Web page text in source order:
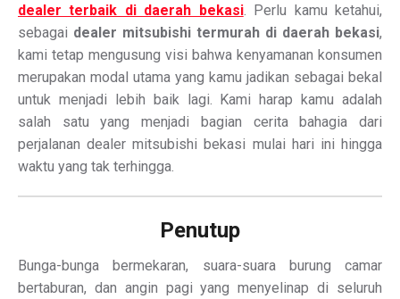
dealer terbaik di daerah bekasi. Perlu kamu ketahui,
sebagai dealer mitsubishi termurah di daerah bekasi,
kami tetap mengusung visi bahwa kenyamanan konsumen
merupakan modal utama yang kamu jadikan sebagai bekal
untuk menjadi lebih baik lagi. Kami harap kamu adalah
salah satu yang menjadi bagian cerita bahagia dari
perjalanan dealer mitsubishi bekasi mulai hari ini hingga
waktu yang tak terhingga.
Penutup
Bunga-bunga bermekaran, suara-suara burung camar
bertaburan, dan angin pagi yang menyelinap di seluruh